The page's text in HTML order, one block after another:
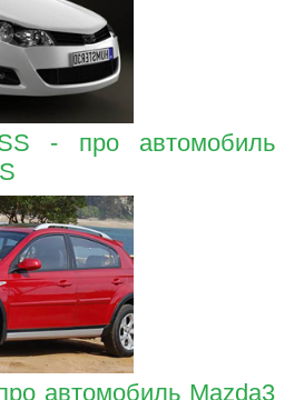
- про автомобиль
автомобиль Mazda3